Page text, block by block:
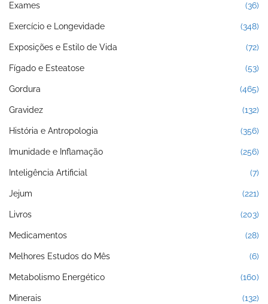
Exames (36)
Exercício e Longevidade (348)
Exposições e Estilo de Vida (72)
Fígado e Esteatose (53)
Gordura (465)
Gravidez (132)
História e Antropologia (356)
Imunidade e Inflamação (256)
Inteligência Artificial (7)
Jejum (221)
Livros (203)
Medicamentos (28)
Melhores Estudos do Mês (6)
Metabolismo Energético (160)
Minerais (132)